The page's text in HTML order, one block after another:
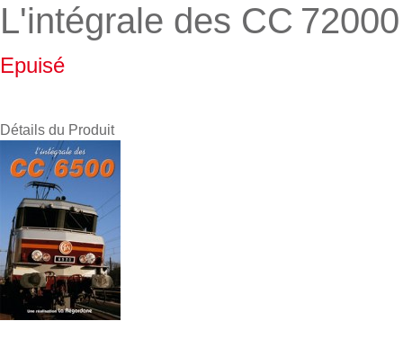
L'intégrale des CC 72000
Epuisé
Détails du Produit